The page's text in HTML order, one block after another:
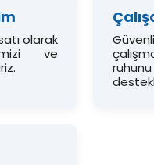
olarak
ve